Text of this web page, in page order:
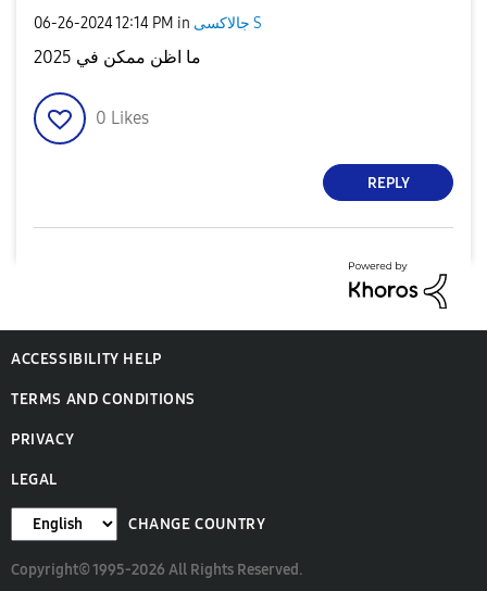
‎06-26-202412:14 PM in جالاكسى S
ما اظن ممكن في 2025
0 Likes
REPLY
ACCESSIBILITY HELP
TERMS AND CONDITIONS
PRIVACY
LEGAL
CHANGE COUNTRY
Copyright© 1995-2026 All Rights Reserved.